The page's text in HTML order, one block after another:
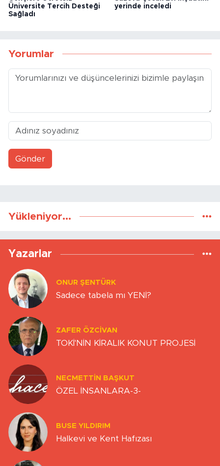
Üniversite Tercih Desteği
Sağladı
yerinde inceledi
Yorumlar
Gönder
Yükleniyor...
Yazarlar
ONUR ŞENTÜRK
Sadece tabela mı YENİ?
ZAFER ÖZCIVAN
TOKİ'NİN KİRALIK KONUT PROJESİ
NECMETTIN BAŞKUT
ÖZEL İNSANLARA-3-
BUSE YILDIRIM
Halkevi ve Kent Hafızası